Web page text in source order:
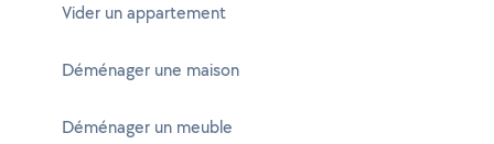
Vider un appartement
Déménager une maison
Déménager un meuble